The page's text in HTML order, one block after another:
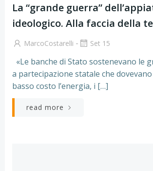
La “grande guerra”
ideologico. Alla faccia della
MarcoCostarelli - Set 15
«Le banche di Stato sostenevano le
a partecipazione statale che
basso costo l’energia, i […]
read more